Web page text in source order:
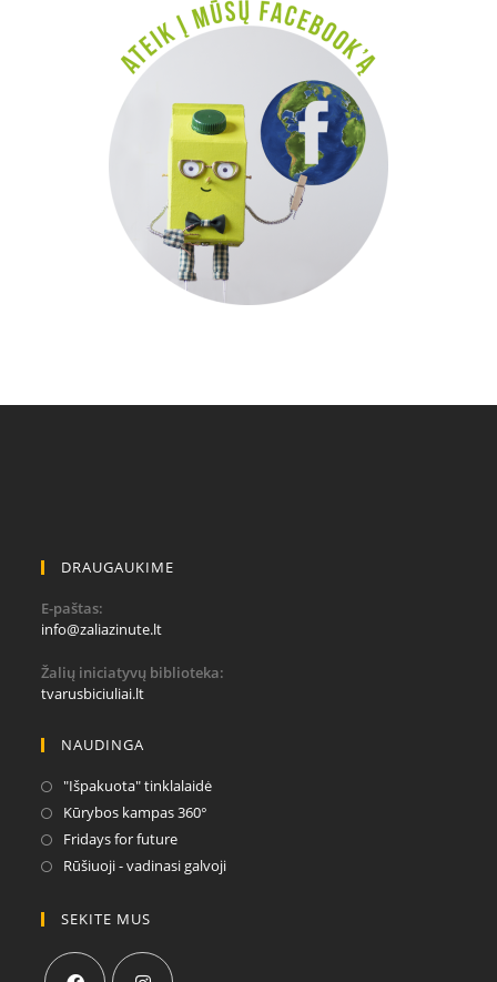
DRAUGAUKIME
E-paštas:
info@zaliazinute.lt
Žalių iniciatyvų biblioteka:
tvarusbiciuliai.lt
NAUDINGA
"Išpakuota" tinklalaidė
Kūrybos kampas 360°
Fridays for future
Rūšiuoji - vadinasi galvoji
SEKITE MUS